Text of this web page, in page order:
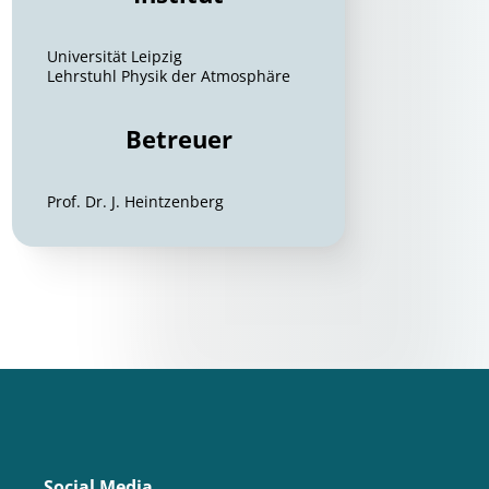
Universität Leipzig
Lehrstuhl Physik der Atmosphäre
Betreuer
Prof. Dr. J. Heintzenberg